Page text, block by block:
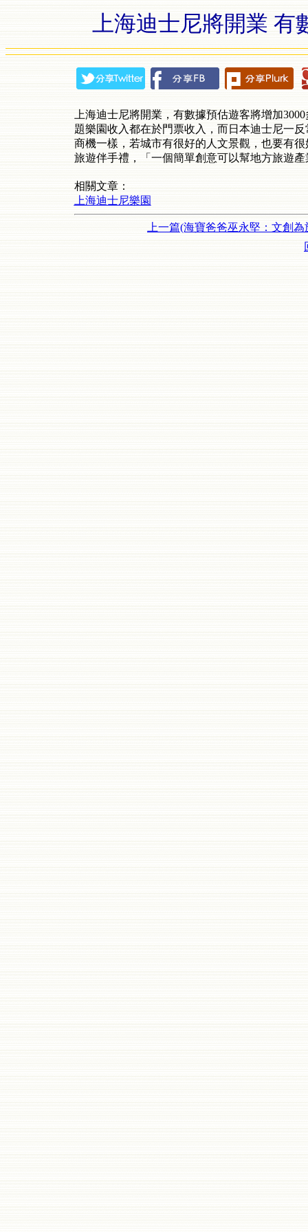
上海迪士尼將開業
上海迪士尼將開業，有數據預估遊客將增加
題樂園收入都在於門票收入，而日本迪士尼一
商機一樣，若城市有很好的人文景觀，也要有
旅遊伴手禮，「一個簡單創意可以幫地方旅遊
相關文章：
上海迪士尼樂園
上一篇(海寶爸爸巫永堅：文創為